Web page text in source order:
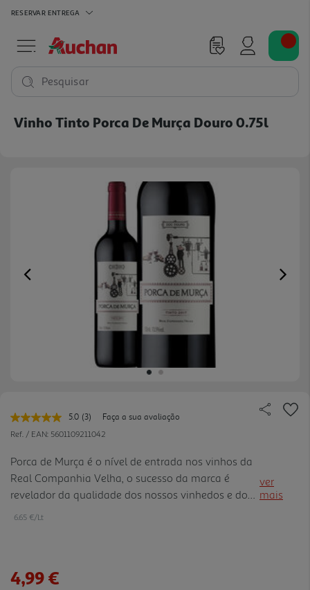
RESERVAR ENTREGA
Pesquisar
Vinho Tinto Porca De Murça Douro 0.75l
Previous
5.0 Leu
3
Link
para
a
mesma
página.
(3)
Faça a sua avaliação
Ref. / EAN: 5601109211042
Porca de Murça é o nível de entrada nos vinhos da
Real Companhia Velha, o sucesso da marca é
revelador da qualidade dos nossos vinhedos e do
nosso saber fazer. O paladar fresco e saboroso do
acompanhamento preferencial das refeições.
ver
mais
6.65 €/Lt
4,99 €